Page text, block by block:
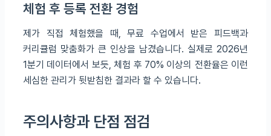
체험 후 등록 전환 경험
제가 직접 체험했을 때, 무료 수업에서 받은 피드백과
커리큘럼 맞춤화가 큰 인상을 남겼습니다. 실제로 2026년
1분기 데이터에서 보듯, 체험 후 70% 이상의 전환율은 이런
세심한 관리가 뒷받침한 결과라 할 수 있습니다.
주의사항과 단점 점검